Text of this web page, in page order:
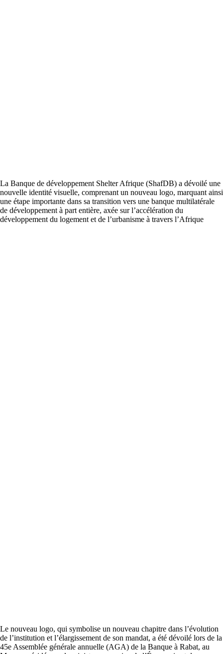
La Banque de développement Shelter Afrique (ShafDB) a dévoilé une
nouvelle identité visuelle, comprenant un nouveau logo, marquant ainsi
une étape importante dans sa transition vers une banque multilatérale
de développement à part entière, axée sur l’accélération du
développement du logement et de l’urbanisme à travers l’Afrique
Le nouveau logo, qui symbolise un nouveau chapitre dans l’évolution
de l’institution et l’élargissement de son mandat, a été dévoilé lors de la
45e Assemblée générale annuelle (AGA) de la Banque à Rabat, au